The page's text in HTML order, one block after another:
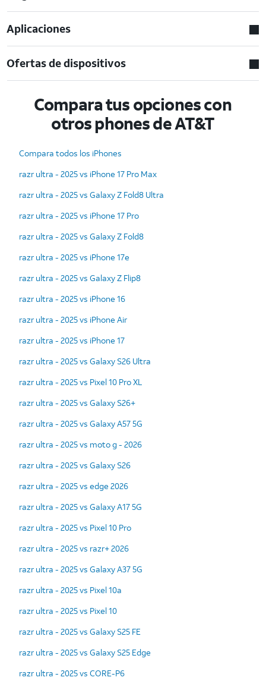
Aplicaciones
Ofertas de dispositivos
Compara tus opciones con
otros phones de AT&T
Compara todos los iPhones
razr ultra - 2025 vs iPhone 17 Pro Max
razr ultra - 2025 vs Galaxy Z Fold8 Ultra
razr ultra - 2025 vs iPhone 17 Pro
razr ultra - 2025 vs Galaxy Z Fold8
razr ultra - 2025 vs iPhone 17e
razr ultra - 2025 vs Galaxy Z Flip8
razr ultra - 2025 vs iPhone 16
razr ultra - 2025 vs iPhone Air
razr ultra - 2025 vs iPhone 17
razr ultra - 2025 vs Galaxy S26 Ultra
razr ultra - 2025 vs Pixel 10 Pro XL
razr ultra - 2025 vs Galaxy S26+
razr ultra - 2025 vs Galaxy A57 5G
razr ultra - 2025 vs moto g - 2026
razr ultra - 2025 vs Galaxy S26
razr ultra - 2025 vs edge 2026
razr ultra - 2025 vs Galaxy A17 5G
razr ultra - 2025 vs Pixel 10 Pro
razr ultra - 2025 vs razr+ 2026
razr ultra - 2025 vs Galaxy A37 5G
razr ultra - 2025 vs Pixel 10a
razr ultra - 2025 vs Pixel 10
razr ultra - 2025 vs Galaxy S25 FE
razr ultra - 2025 vs Galaxy S25 Edge
razr ultra - 2025 vs CORE-P6